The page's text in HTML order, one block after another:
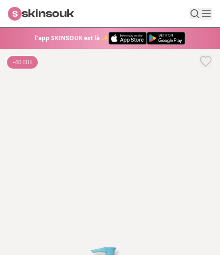
l'app SKINSOUK est là ✨
S skinsouk
-40 DH